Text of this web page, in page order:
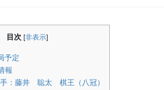
目次 [非表示]
予定
報
：藤井 聡太 棋王（八冠）